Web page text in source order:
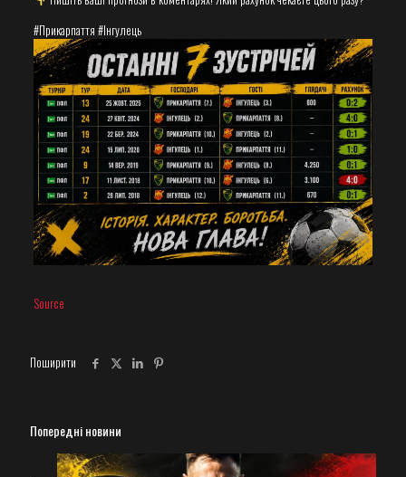
#Прикарпаття #Інгулець
Source
Поширити
Попередні новини